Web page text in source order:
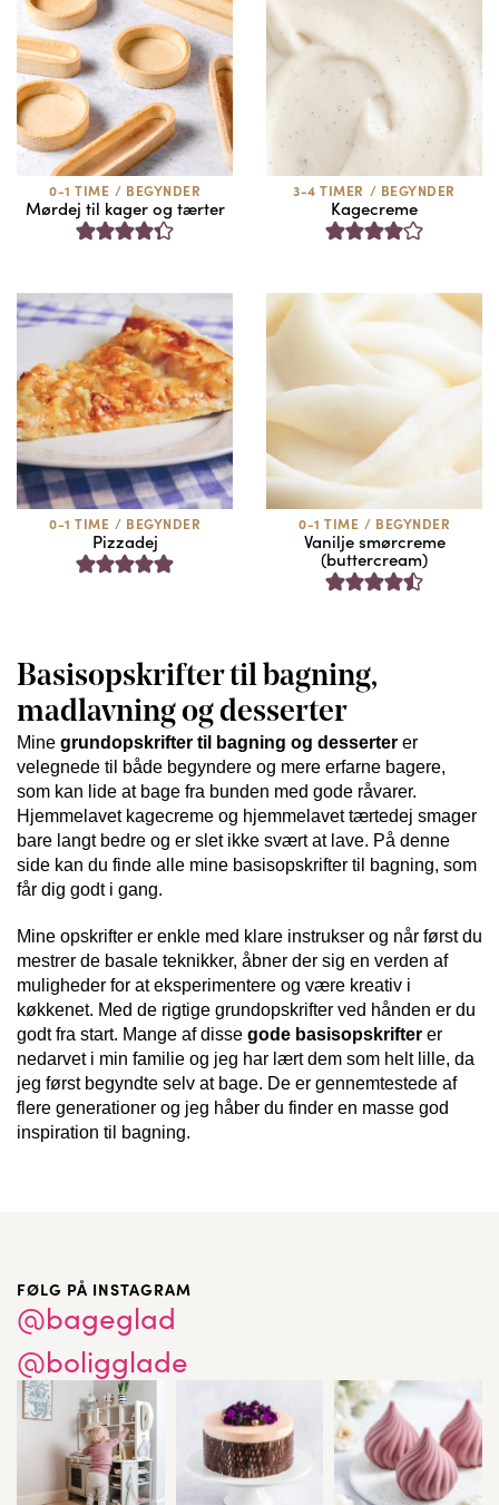
0-1 TIME / BEGYNDER
Mørdej til kager og tærter
3-4 TIMER / BEGYNDER
Kagecreme
0-1 TIME / BEGYNDER
Pizzadej
0-1 TIME / BEGYNDER
Vanilje smørcreme
(buttercream)
Basisopskrifter til bagning,
madlavning og desserter
Mine grundopskrifter til bagning og desserter er
velegnede til både begyndere og mere erfarne bagere,
som kan lide at bage fra bunden med gode råvarer.
Hjemmelavet kagecreme og hjemmelavet tærtedej smager
bare langt bedre og er slet ikke svært at lave. På denne
side kan du finde alle mine basisopskrifter til bagning, som
får dig godt i gang.
Mine opskrifter er enkle med klare instrukser og når først du
mestrer de basale teknikker, åbner der sig en verden af
muligheder for at eksperimentere og være kreativ i
køkkenet. Med de rigtige grundopskrifter ved hånden er du
godt fra start. Mange af disse gode basisopskrifter er
nedarvet i min familie og jeg har lært dem som helt lille, da
jeg først begyndte selv at bage. De er gennemtestede af
flere generationer og jeg håber du finder en masse god
inspiration til bagning.
FØLG PÅ INSTAGRAM
@bageglad
@boligglade